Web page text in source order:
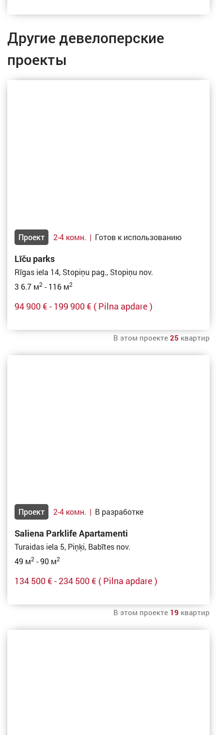
Другие девелоперские
проекты
Проект 2-4 комн. | Готов к использованию
Līču parks
Rīgas iela 14, Stopiņu pag., Stopiņu nov.
3 6.7 м2 - 116 м2
94 900 € - 199 900 € ( Pilna apdare )
В этом проекте 25 квартир
Проект 2-4 комн. | В разработке
Saliena Parklife Apartamenti
Turaidas iela 5, Piņķi, Babītes nov.
49 м2 - 90 м2
134 500 € - 234 500 € ( Pilna apdare )
В этом проекте 19 квартир